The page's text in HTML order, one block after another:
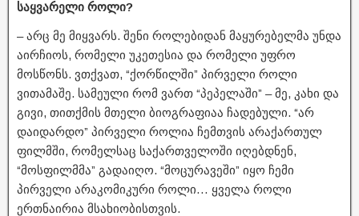
საყვარელი როლი?
– არც მე მიყვარს. შენი როლებიდან მაყურებელმა უნდა
აირჩიოს, რომელი უკეთესია და რომელი უფრო
მოსწონს. ვთქვათ, “ქორწილში” პირველი როლი
ვითამაშე. სამეული რომ ვართ “პეპელაში” – მე, კახი და
გივი, თითქმის მთელი ბიოგრაფიაა ჩადებული. “არ
დაიდარდო” პირველი როლია ჩემთვის არაქართულ
ფილმში, რომელსაც საქართველოში იღებდნენ,
“მოსფილმმა” გადაიღო. “მოცურავეში” იყო ჩემი
პირველი არაკომიკური როლი… ყველა როლი
ერთნაირია მსახიობისთვის.